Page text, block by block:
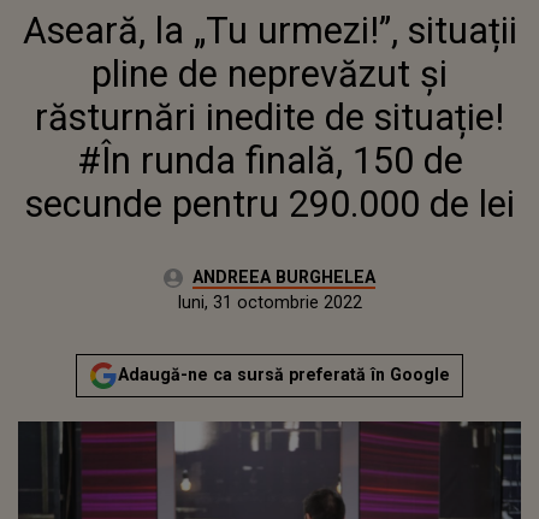
SITUAȚII PLINE DE
NEPREVĂZUT ȘI RĂSTURNĂRI
INEDITE DE SITUAȚIE! #ÎN
RUNDA FINALĂ, 150 DE
SECUNDE PENTRU 290.000 DE
LEI
Aseară, la „Tu urmezi!”, situații
pline de neprevăzut și
răsturnări inedite de situație!
#În runda finală, 150 de
secunde pentru 290.000 de lei
Autor:ANDREEA BURGHELEA
luni, 31 octombrie 2022Actualizat:
luni, 31 octombrie 2022
Adaugă-ne ca sursă preferată în Google